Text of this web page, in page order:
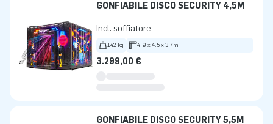
GONFIABILE DISCO SECURITY 4,5M
Incl. soffiatore
142 kg 4.9 x 4.5 x 3.7m
3.299,00 €
GONFIABILE DISCO SECURITY 5,5M